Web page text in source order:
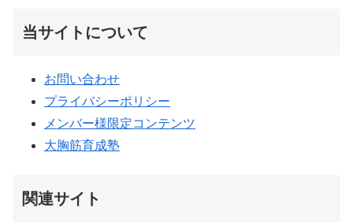
当サイトについて
お問い合わせ
プライバシーポリシー
メンバー様限定コンテンツ
大胸筋育成塾
関連サイト